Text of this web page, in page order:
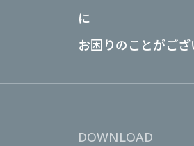
に
お困りのことがご
DOWNLOAD